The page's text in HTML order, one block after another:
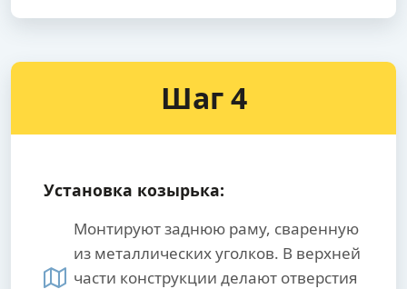
Шаг 4
Установка козырька:
Монтируют заднюю раму, сваренную
из металлических уголков. В верхней
части конструкции делают отверстия